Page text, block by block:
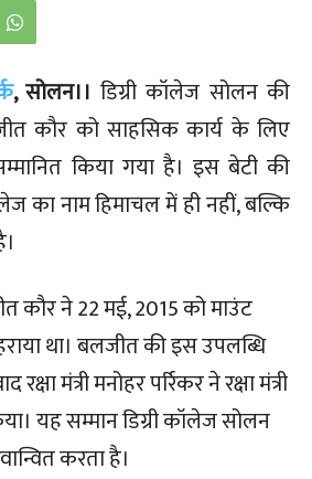
, सोलन।।डिग्री कॉलेज सोलन की
कौर को साहसिक कार्य के लिए
किया गया है। इस बेटी की
का नाम हिमाचल में ही नहीं, बल्कि
कौर ने 22 मई, 2015 को माउंट
था। बलजीत की इस उपलब्धि
मंत्री मनोहर पर्रिकर ने रक्षा मंत्री
यह सम्मान डिग्री कॉलेज सोलन
करता है।